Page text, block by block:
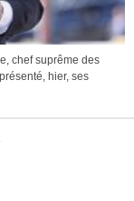
chef suprême des
hier, ses